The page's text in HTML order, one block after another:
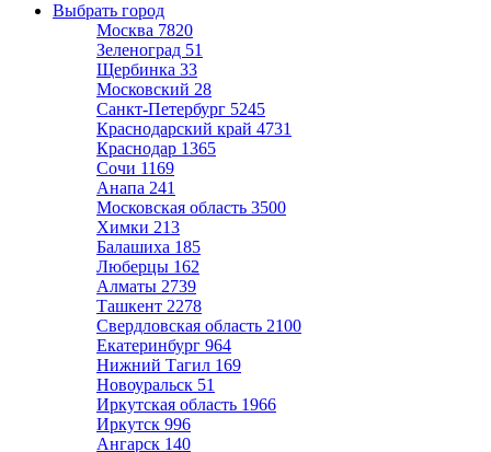
Выбрать город
Москва 7820
Зеленоград 51
Щербинка 33
Московский 28
Санкт-Петербург 5245
Краснодарский край 4731
Краснодар 1365
Сочи 1169
Анапа 241
Московская область 3500
Химки 213
Балашиха 185
Люберцы 162
Алматы 2739
Ташкент 2278
Свердловская область 2100
Екатеринбург 964
Нижний Тагил 169
Новоуральск 51
Иркутская область 1966
Иркутск 996
Ангарск 140